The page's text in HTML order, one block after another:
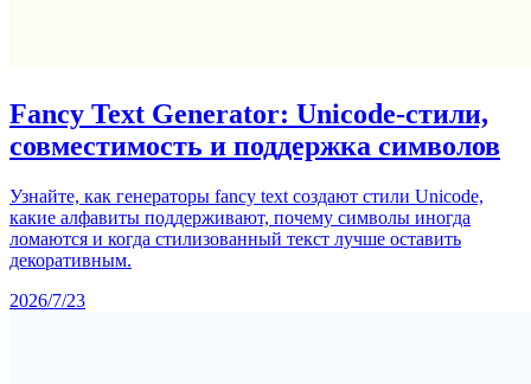
Fancy Text Generator: Unicode-стили,
совместимость и поддержка символов
Узнайте, как генераторы fancy text создают стили Unicode,
какие алфавиты поддерживают, почему символы иногда
ломаются и когда стилизованный текст лучше оставить
декоративным.
2026/7/23